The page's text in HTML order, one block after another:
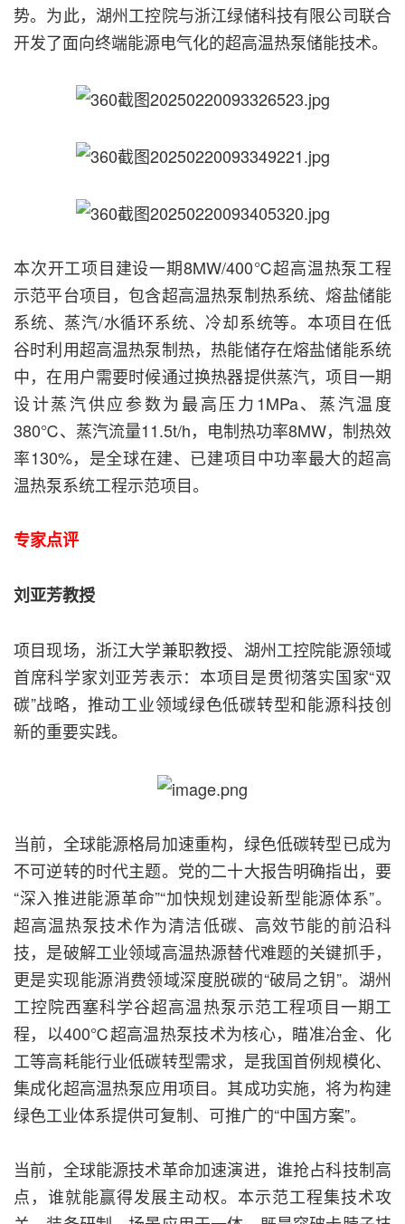
势。为此，湖州工控院与浙江绿储科技有限公司联合
开发了面向终端能源电气化的超高温热泵储能技术。
本次开工项目建设一期8MW/400℃超高温热泵工程
示范平台项目，包含超高温热泵制热系统、熔盐储能
系统、蒸汽/水循环系统、冷却系统等。本项目在低
谷时利用超高温热泵制热，热能储存在熔盐储能系统
中，在用户需要时候通过换热器提供蒸汽，项目一期
设计蒸汽供应参数为最高压力1MPa、蒸汽温度
380℃、蒸汽流量11.5t/h，电制热功率8MW，制热效
率130%，是全球在建、已建项目中功率最大的超高
温热泵系统工程示范项目。
专家点评
刘亚芳教授
项目现场，浙江大学兼职教授、湖州工控院能源领域
首席科学家刘亚芳表示：本项目是贯彻落实国家“双
碳”战略，推动工业领域绿色低碳转型和能源科技创
新的重要实践。
当前，全球能源格局加速重构，绿色低碳转型已成为
不可逆转的时代主题。党的二十大报告明确指出，要
“深入推进能源革命”“加快规划建设新型能源体系”。
超高温热泵技术作为清洁低碳、高效节能的前沿科
技，是破解工业领域高温热源替代难题的关键抓手，
更是实现能源消费领域深度脱碳的“破局之钥”。湖州
工控院西塞科学谷超高温热泵示范工程项目一期工
程，以400℃超高温热泵技术为核心，瞄准冶金、化
工等高耗能行业低碳转型需求，是我国首例规模化、
集成化超高温热泵应用项目。其成功实施，将为构建
绿色工业体系提供可复制、可推广的“中国方案”。
当前，全球能源技术革命加速演进，谁抢占科技制高
点，谁就能赢得发展主动权。本示范工程集技术攻